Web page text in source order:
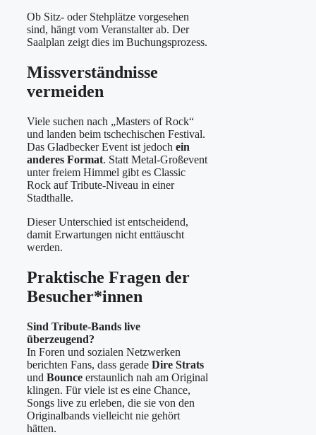
Ob Sitz- oder Stehplätze vorgesehen
sind, hängt vom Veranstalter ab. Der
Saalplan zeigt dies im Buchungsprozess.
Missverständnisse
vermeiden
Viele suchen nach „Masters of Rock“
und landen beim tschechischen Festival.
Das Gladbecker Event ist jedoch ein
anderes Format. Statt Metal-Großevent
unter freiem Himmel gibt es Classic
Rock auf Tribute-Niveau in einer
Stadthalle.
Dieser Unterschied ist entscheidend,
damit Erwartungen nicht enttäuscht
werden.
Praktische Fragen der
Besucher*innen
Sind Tribute-Bands live
überzeugend?
In Foren und sozialen Netzwerken
berichten Fans, dass gerade Dire Strats
und Bounce erstaunlich nah am Original
klingen. Für viele ist es eine Chance,
Songs live zu erleben, die sie von den
Originalbands vielleicht nie gehört
hätten.